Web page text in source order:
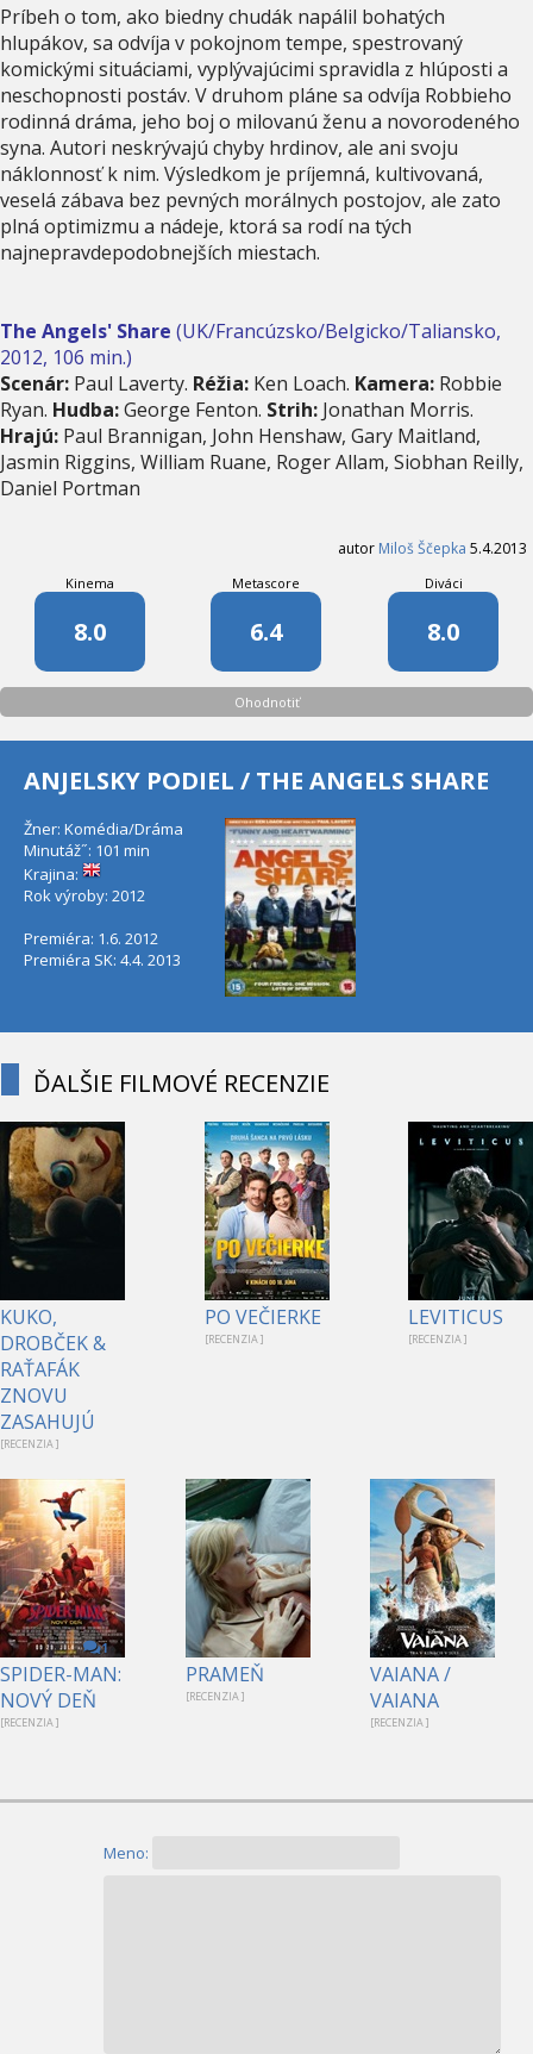
Príbeh o tom, ako biedny chudák napálil bohatých
hlupákov, sa odvíja v pokojnom tempe, spestrovaný
komickými situáciami, vyplývajúcimi spravidla z hlúposti a
neschopnosti postáv. V druhom pláne sa odvíja Robbieho
rodinná dráma, jeho boj o milovanú ženu a novorodeného
syna. Autori neskrývajú chyby hrdinov, ale ani svoju
náklonnosť k nim. Výsledkom je príjemná, kultivovaná,
veselá zábava bez pevných morálnych postojov, ale zato
plná optimizmu a nádeje, ktorá sa rodí na tých
najnepravdepodobnejších miestach.
The Angels' Share (UK/Francúzsko/Belgicko/Taliansko,
2012, 106 min.)
Scenár: Paul Laverty. Réžia: Ken Loach. Kamera: Robbie
Ryan. Hudba:George Fenton. Strih: Jonathan Morris.
Hrajú: Paul Brannigan, John Henshaw, Gary Maitland,
Jasmin Riggins, William Ruane, Roger Allam, Siobhan Reilly,
Daniel Portman
autor Miloš Ščepka 5.4.2013
Kinema
8.0
Metascore
6.4
Diváci
8.0
Ohodnotiť
ANJELSKY PODIEL / THE ANGELS SHARE
Žner: Komédia/Dráma
Minutáž˝: 101 min
Krajina:
Rok výroby: 2012
Premiéra: 1.6. 2012
Premiéra SK: 4.4. 2013
ĎALŠIE FILMOVÉ RECENZIE
KUKO,
DROBČEK &
RAŤAFÁK
ZNOVU
ZASAHUJÚ
[RECENZIA ]
PO VEČIERKE
[RECENZIA ]
LEVITICUS
[RECENZIA ]
1
SPIDER-MAN:
NOVÝ DEŇ
[RECENZIA ]
PRAMEŇ
[RECENZIA ]
VAIANA /
VAIANA
[RECENZIA ]
Meno: